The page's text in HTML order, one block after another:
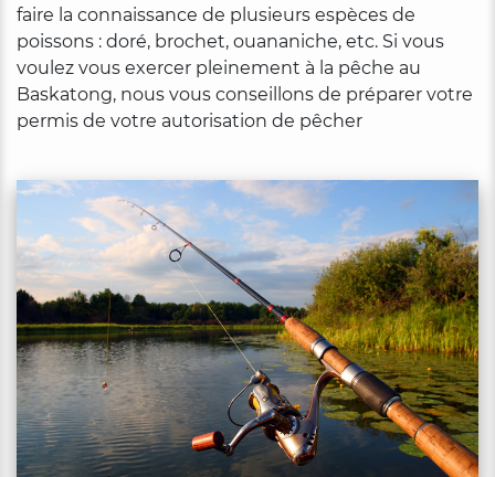
faire la connaissance de plusieurs espèces de
poissons : doré, brochet, ouananiche, etc. Si vous
voulez vous exercer pleinement à la pêche au
Baskatong, nous vous conseillons de préparer votre
permis de votre autorisation de pêcher